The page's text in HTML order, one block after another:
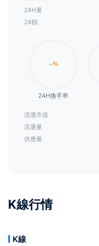
24H量
24額
24H換手率
流通市值
流通量
供應量
K線行情
K線